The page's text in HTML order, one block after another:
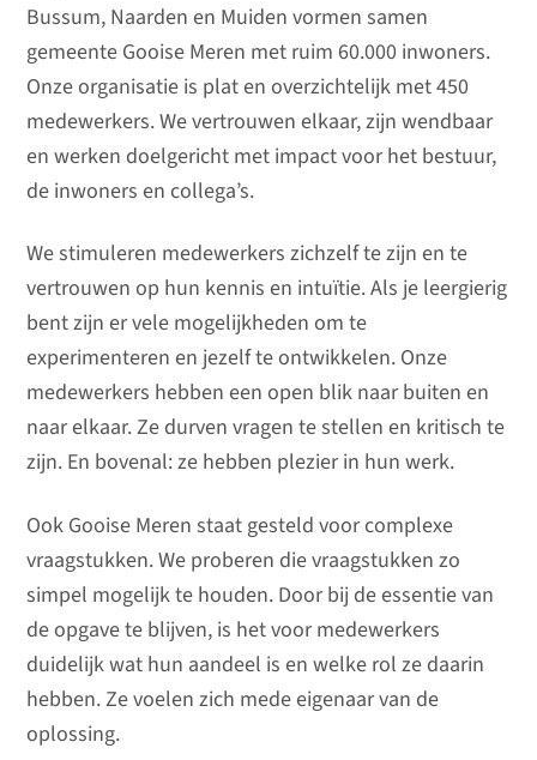
Bussum, Naarden en Muiden vormen samen
gemeente Gooise Meren met ruim 60.000 inwoners.
Onze organisatie is plat en overzichtelijk met 450
medewerkers. We vertrouwen elkaar, zijn wendbaar
en werken doelgericht met impact voor het bestuur,
de inwoners en collega’s.
We stimuleren medewerkers zichzelf te zijn en te
vertrouwen op hun kennis en intuïtie. Als je leergierig
bent zijn er vele mogelijkheden om te
experimenteren en jezelf te ontwikkelen. Onze
medewerkers hebben een open blik naar buiten en
naar elkaar. Ze durven vragen te stellen en kritisch te
zijn. En bovenal: ze hebben plezier in hun werk.
Ook Gooise Meren staat gesteld voor complexe
vraagstukken. We proberen die vraagstukken zo
simpel mogelijk te houden. Door bij de essentie van
de opgave te blijven, is het voor medewerkers
duidelijk wat hun aandeel is en welke rol ze daarin
hebben. Ze voelen zich mede eigenaar van de
oplossing.